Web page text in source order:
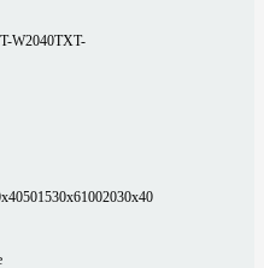
W2040TXT-
1530x61002030x40